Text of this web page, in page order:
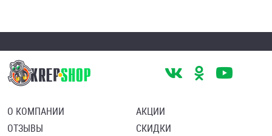
О КОМПАНИИ
ОТЗЫВЫ
АКЦИИ
СКИДКИ